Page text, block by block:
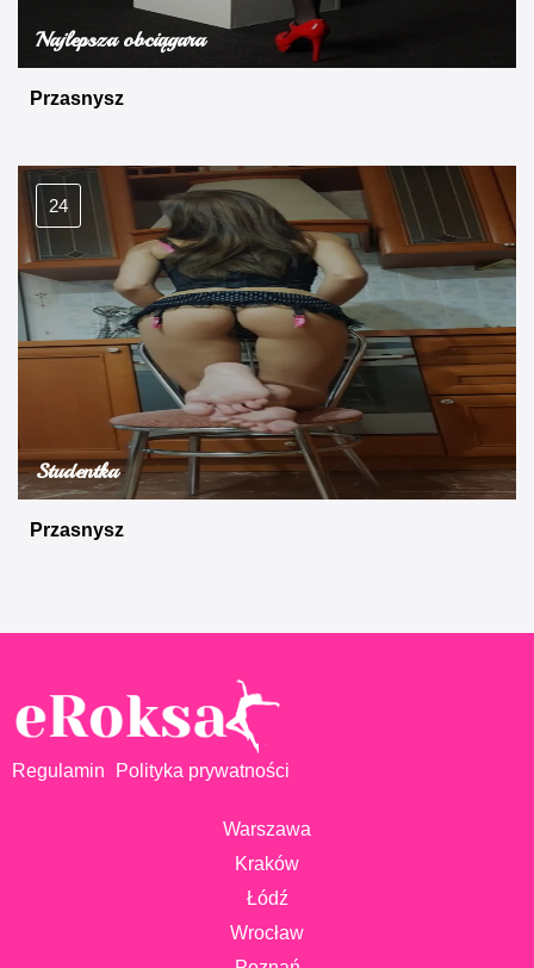
Najlepsza obciągara
Przasnysz
24
Studentka
Przasnysz
Regulamin Polityka prywatności
Warszawa
Kraków
Łódź
Wrocław